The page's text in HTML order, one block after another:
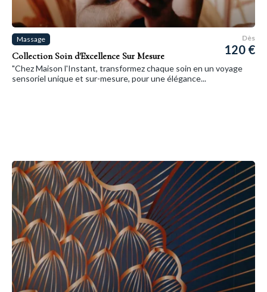
Massage
Collection Soin d'Excellence Sur Mesure
Dès
120 €
"Chez Maison l'Instant, transformez chaque soin en un voyage
sensoriel unique et sur-mesure, pour une élégance...